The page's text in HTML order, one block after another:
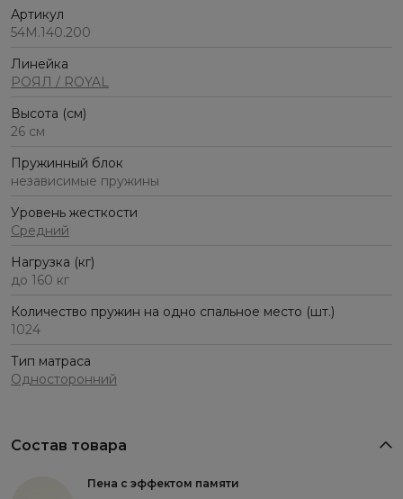
Артикул
54М.140.200
Линейка
РОЯЛ / ROYAL
Высота (см)
26 см
Пружинный блок
независимые пружины
Уровень жесткости
Средний
Нагрузка (кг)
до 160 кг
Количество пружин на одно спальное место (шт.)
1024
Тип матраса
Односторонний
Состав товара
Пена с эффектом памяти